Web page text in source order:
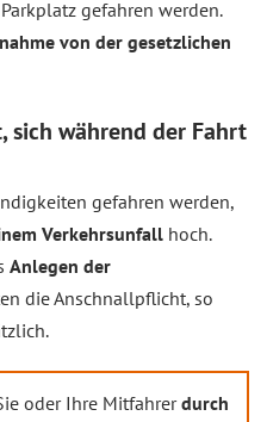
gefahren werden.
von der gesetzlichen
sich während der Fahrt
gefahren werden,
Verkehrsunfall hoch.
Anlegen der
die Anschnallpflicht, so
oder Ihre Mitfahrerdurch